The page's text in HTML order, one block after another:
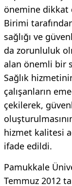
önemine dikkat
Birimi
sağlığı ve
da zorunluluk
alan önemli bir
Sağlık
çalışanların
çekilerek,
hizmet kalitesi
ifade edildi.
Pamukkale
Temmuz 2012